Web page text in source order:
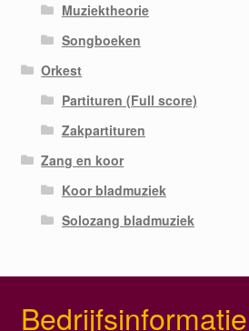
Muziektheorie
Songboeken
Orkest
Partituren (Full score)
Zakpartituren
Zang en koor
Koor bladmuziek
Solozang bladmuziek
Bedrijfsinformatie